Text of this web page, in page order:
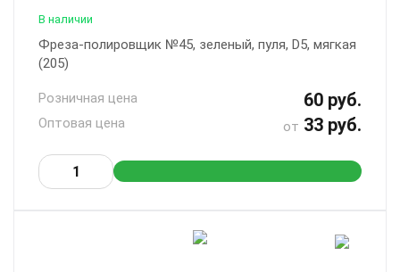
В наличии
Фреза-полировщик №45, зеленый, пуля, D5, мягкая
(205)
Розничная цена 60 руб.
Оптовая цена от 33 руб.